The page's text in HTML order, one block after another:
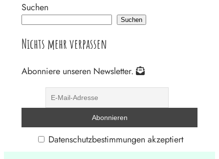
Suchen
Suchen
Nichts mehr verpassen
Abonniere unseren Newsletter.
Datenschutzbestimmungen akzeptiert